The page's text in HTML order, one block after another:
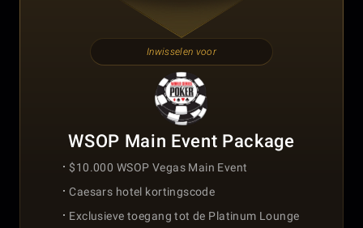
Inwisselen voor
WSOP Main Event Package
$10.000 WSOP Vegas Main Event
Caesars hotel kortingscode
Exclusieve toegang tot de Platinum Lounge